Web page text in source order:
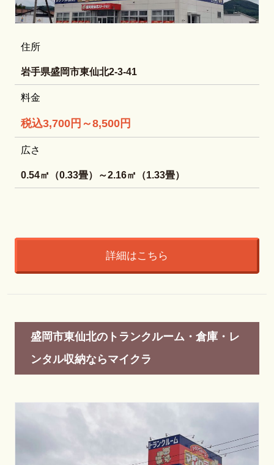
住所
岩手県盛岡市東仙北2-3-41
料金
税込3,700円～8,500円
広さ
0.54㎡（0.33畳）～2.16㎡（1.33畳）
詳細はこちら
盛岡市東仙北のトランクルーム・倉庫・レ
ンタル収納ならマイクラ